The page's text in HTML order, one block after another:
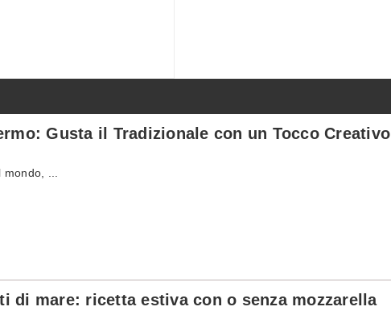
Gusta il Tradizionale con un Tocco Creativo
...
di mare: ricetta estiva con o senza mozzarella